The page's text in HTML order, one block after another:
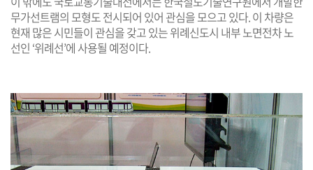
무가선트램의 모형도 전시되어 있어 관심을 모으고 있다. 이 차량은
현재 많은 시민들이 관심을 갖고 있는 위례신도시 내부 노면전차 노
선인 ‘위례선’에 사용될 예정이다.